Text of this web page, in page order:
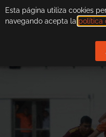
Esta página utiliza cookies
navegando acepta la política